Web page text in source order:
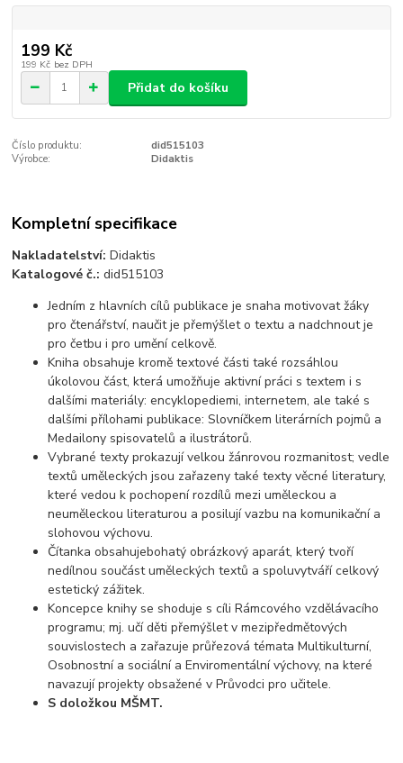
199 Kč
199 Kč bez DPH
Přidat do košíku
Číslo produktu:
did515103
Výrobce:
Didaktis
Kompletní specifikace
Nakladatelství:Didaktis
Katalogové č.: did515103
Jedním z hlavních cílů publikace je snaha motivovat žáky
pro čtenářství, naučit je přemýšlet o textu a nadchnout je
pro četbu i pro umění celkově.
Kniha obsahuje kromě textové části také rozsáhlou
úkolovou část, která umožňuje aktivní práci s textem i s
dalšími materiály: encyklopediemi, internetem, ale také s
dalšími přílohami publikace: Slovníčkem literárních pojmů a
Medailony spisovatelů a ilustrátorů.
Vybrané texty prokazují velkoužánrovou rozmanitost; vedle
textů uměleckých jsou zařazeny také texty věcné literatury,
které vedou k pochopení rozdílů mezi uměleckou a
neuměleckou literaturou a posilují vazbu na komunikační a
slohovou výchovu.
Čítanka obsahujebohatý obrázkový aparát, který tvoří
nedílnou součást uměleckých textů a spoluvytváří celkový
estetický zážitek.
Koncepce knihy se shoduje s cíli Rámcového vzdělávacího
programu; mj. učí děti přemýšlet v mezipředmětových
souvislostech a zařazuje průřezová témata Multikulturní,
Osobnostní a sociální a Enviromentální výchovy, na které
navazují projekty obsažené v Průvodci pro učitele.
S doložkou MŠMT.